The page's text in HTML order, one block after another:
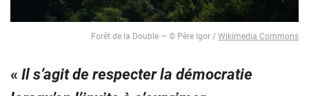
Forêt de la Double ― © Père Igor / Wikimedia Commons
« Il s’agit de respecter la démocratie